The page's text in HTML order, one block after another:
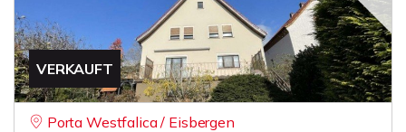
VERKAUFT
Porta Westfalica / Eisbergen